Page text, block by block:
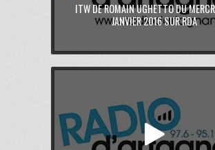
ITW DE ROMAIN UGHETTO DU
JANVIER 2016 SUR RDA